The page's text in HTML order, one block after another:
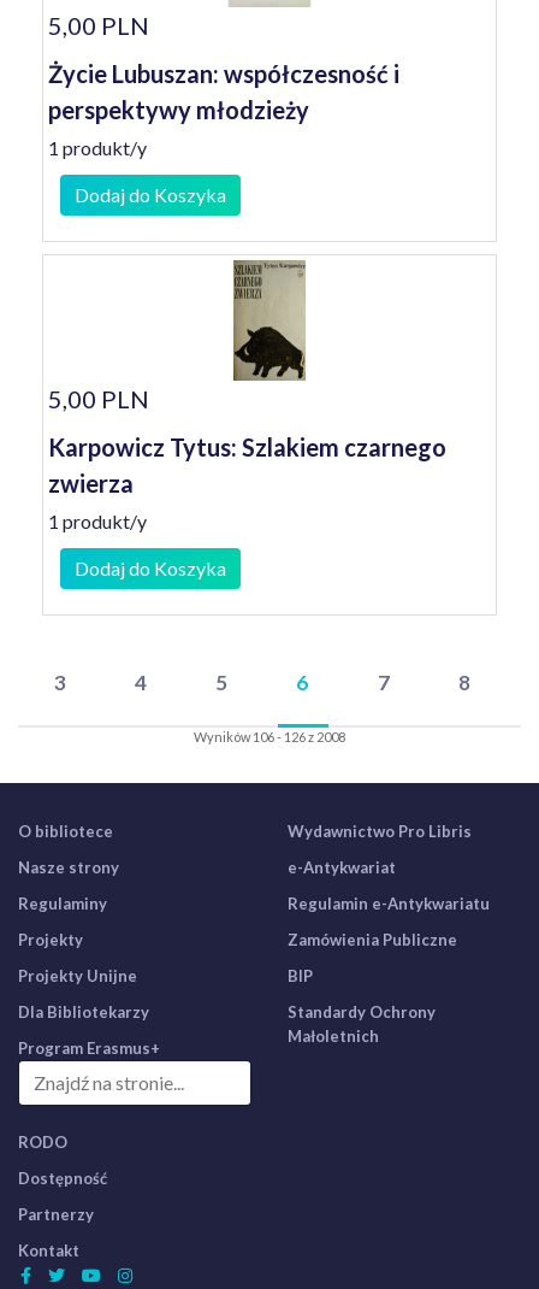
5,00 PLN
Życie Lubuszan: współczesność i
perspektywy młodzieży
1 produkt/y
Dodaj do Koszyka
5,00 PLN
Karpowicz Tytus: Szlakiem czarnego
zwierza
1 produkt/y
Dodaj do Koszyka
3 4 5 6 7 8
Wyników 106 - 126 z 2008
O bibliotece
Nasze strony
Regulaminy
Projekty
Projekty Unijne
Dla Bibliotekarzy
Program Erasmus+
Wydawnictwo Pro Libris
e-Antykwariat
Regulamin e-Antykwariatu
Zamówienia Publiczne
BIP
Standardy Ochrony
Małoletnich
RODO
Dostępność
Partnerzy
Kontakt